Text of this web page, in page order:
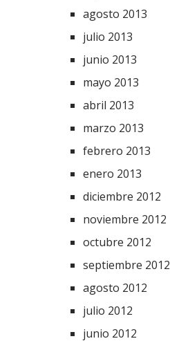
agosto 2013
julio 2013
junio 2013
mayo 2013
abril 2013
marzo 2013
febrero 2013
enero 2013
diciembre 2012
noviembre 2012
octubre 2012
septiembre 2012
agosto 2012
julio 2012
junio 2012